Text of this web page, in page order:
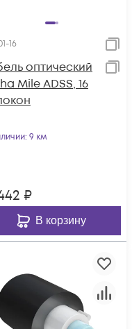
16
оптический
Mile ADSS, 16
: 9 км
₽
В корзину